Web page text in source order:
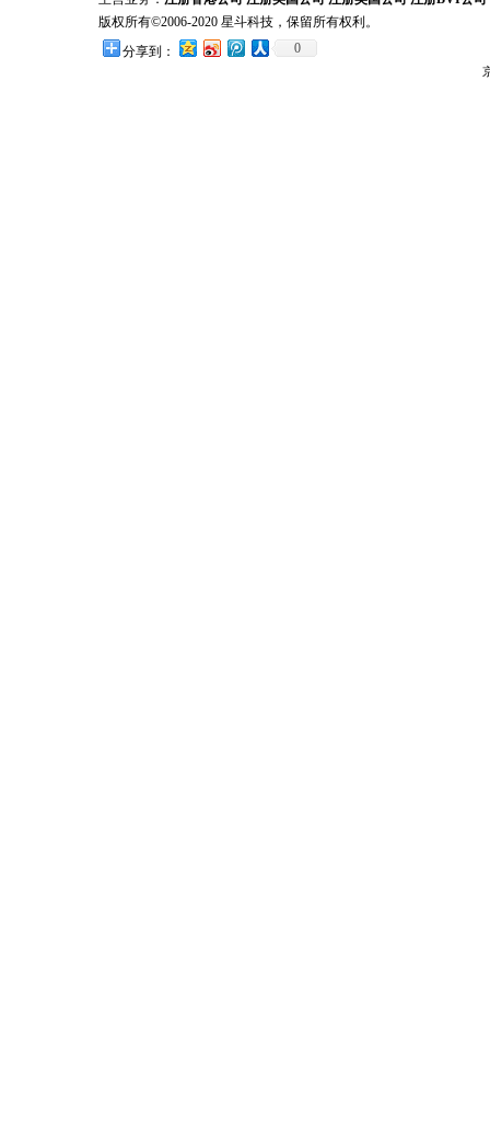
版权所有©2006-2020 星斗科技，保留所有权利。
分享到：
0